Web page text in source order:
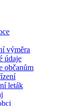
výměra
údaje
občanům
leták